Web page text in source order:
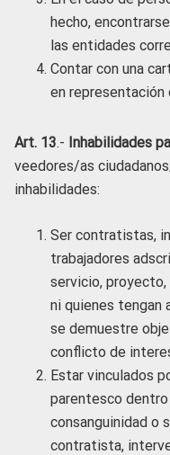
hecho,
las entidades
Contar con una
en representación
Art. 13.- Inhabilidades
veedores/as
inhabilidades:
Ser contratistas,
trabajadores
servicio,
ni quienes tengan
se demuestre
conflicto de
Estar vinculados
parentesco
consanguinidad o
contratista,